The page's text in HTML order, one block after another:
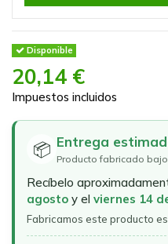
Disponible
20,14 €
Impuestos incluidos
📦 Entrega
Producto fabricado
Recíbelo
agosto y el viernes 14
Fabricamos este producto